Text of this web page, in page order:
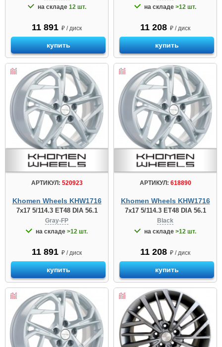
на складе 12 шт.
11 891 ₽ / диск
купить
на складе >12 шт.
11 208 ₽ / диск
купить
АРТИКУЛ: 520923
Khomen Wheels KHW1716
7x17 5/114.3 ET48 DIA 56.1
Gray-FP
на складе >12 шт.
11 891 ₽ / диск
купить
АРТИКУЛ: 618890
Khomen Wheels KHW1716
7x17 5/114.3 ET48 DIA 56.1
Black
на складе >12 шт.
11 208 ₽ / диск
купить